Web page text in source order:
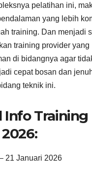
pelatihan ini,
yang lebih
training. Dan menjadi
training provider yang
di bidangnya agar
cepat bosan dan
teknik ini.
Info Training
21 Januari 2026